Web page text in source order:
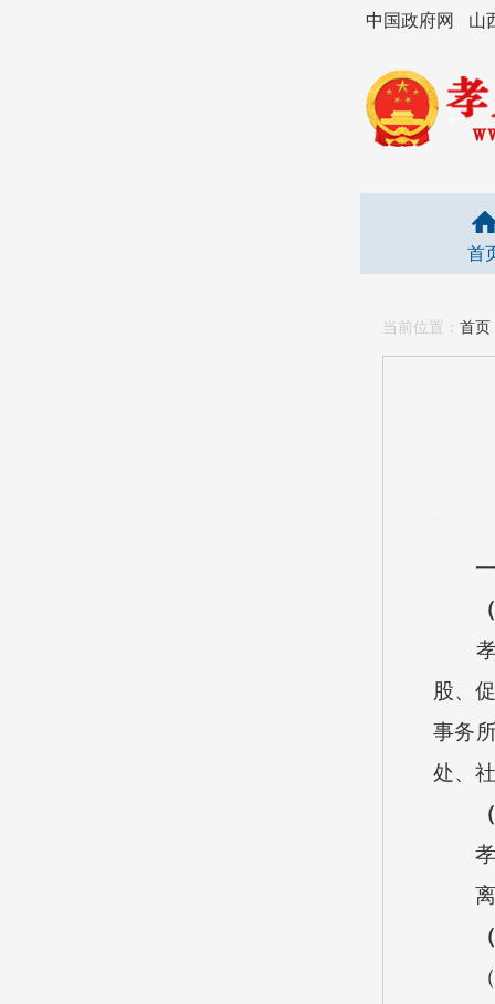
中国政府网 山
首
当前位置： 首页
孝义
股、
事务
处、
孝义
离退
（1